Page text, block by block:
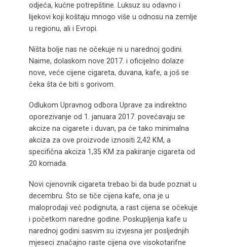
odjeća, kućne potrepštine. Luksuz su odavno i
lijekovi koji koštaju mnogo više u odnosu na zemlje
u regionu, ali i Evropi.
Ništa bolje nas ne očekuje ni u narednoj godini.
Naime, dolaskom nove 2017. i oficijelno dolaze
nove, veće cijene cigareta, duvana, kafe, a još se
čeka šta će biti s gorivom.
Odlukom Upravnog odbora Uprave za indirektno
oporezivanje od 1. januara 2017. povećavaju se
akcize na cigarete i duvan, pa će tako minimalna
akciza za ove proizvode iznositi 2,42 KM, a
specifična akciza 1,35 KM za pakiranje cigareta od
20 komada.
Novi cjenovnik cigareta trebao bi da bude poznat u
decembru. Što se tiče cijena kafe, ona je u
maloprodaji već podignuta, a rast cijena se očekuje
i početkom naredne godine. Poskupljenja kafe u
narednoj godini sasvim su izvjesna jer posljednjih
mjeseci značajno raste cijena ove visokotarifne